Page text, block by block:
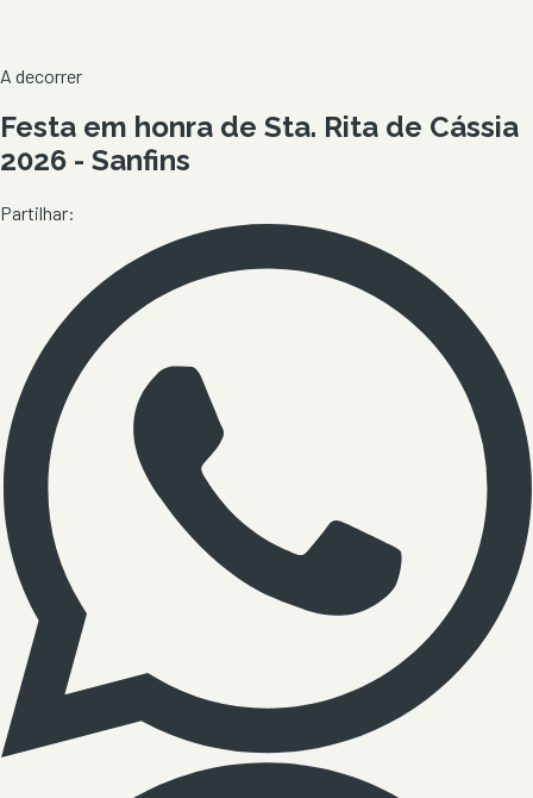
A decorrer
Festa em honra de Sta. Rita de Cássia
2026 - Sanfins
Partilhar: